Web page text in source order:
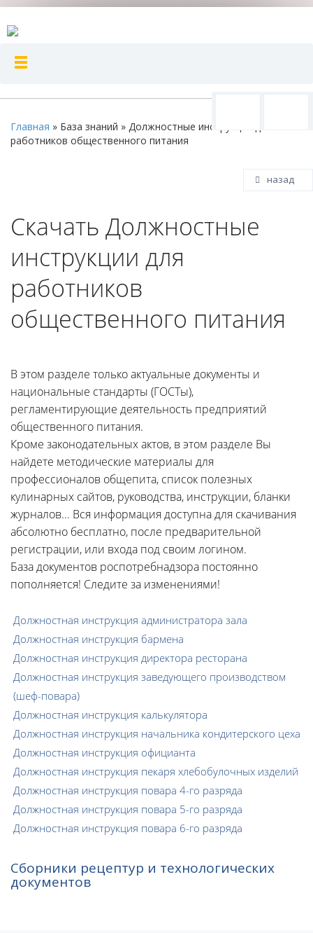
Главная » База знаний » Должностные инструкции для
работников общественного питания
назад
Скачать Должностные
инструкции для
работников
общественного питания
В этом разделе только актуальные документы и
национальные стандарты (ГОСТы),
регламентирующие деятельность предприятий
общественного питания.
Кроме законодательных актов, в этом разделе Вы
найдете методические материалы для
профессионалов общепита, список полезных
кулинарных сайтов, руководства, инструкции, бланки
журналов... Вся информация доступна для скачивания
абсолютно бесплатно, после предварительной
регистрации, или входа под своим логином.
База документов роспотребнадзора постоянно
пополняется! Следите за изменениями!
Должностная инструкция администратора зала
Должностная инструкция бармена
Должностная инструкция директора ресторана
Должностная инструкция заведующего производством
(шеф-повара)
Должностная инструкция калькулятора
Должностная инструкция начальника кондитерского цеха
Должностная инструкция официанта
Должностная инструкция пекаря хлебобулочных изделий
Должностная инструкция повара 4-го разряда
Должностная инструкция повара 5-го разряда
Должностная инструкция повара 6-го разряда
Сборники рецептур и технологических
документов